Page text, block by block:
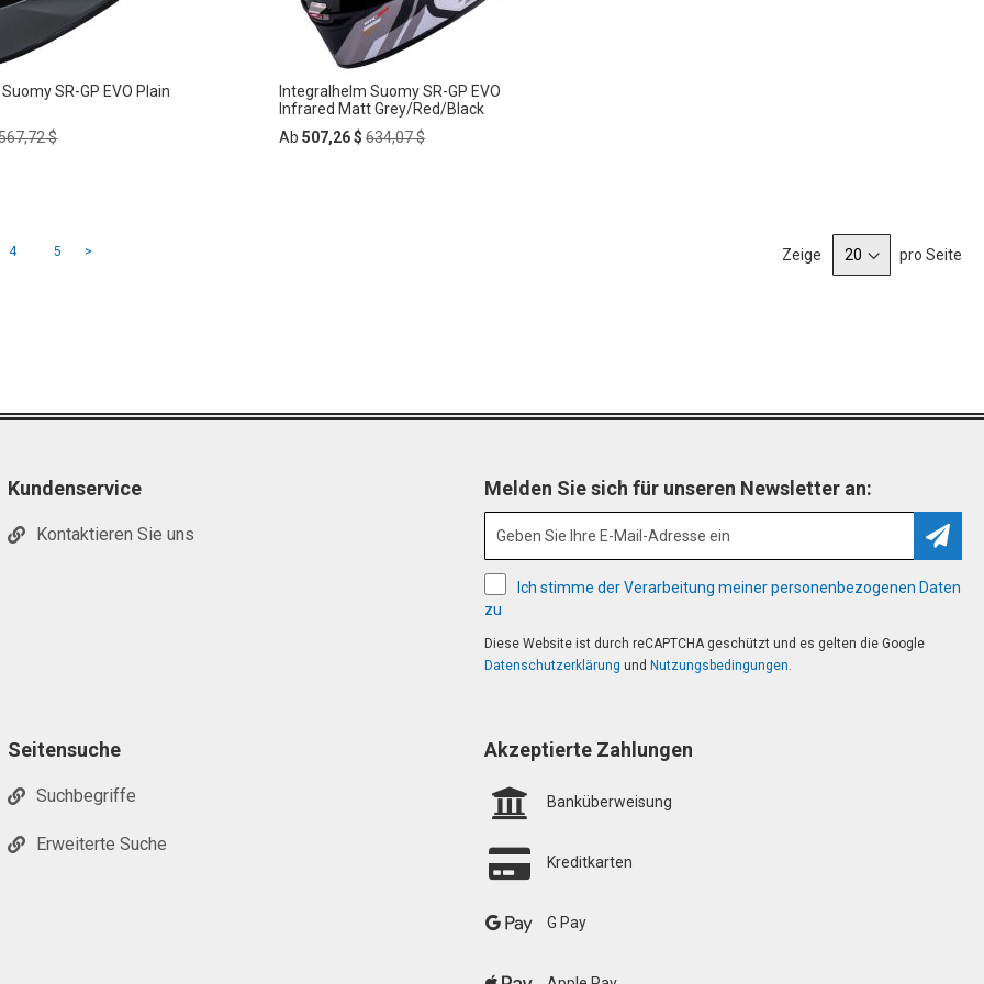
SR-GP EVO Plain
$
Integralhelm Suomy SR-GP EVO
Infrared Matt Grey/Red/Black
Ab 507,26 $ Regular
634,07 $
Seite
Seite
4 Seite
5 Seite
> Zeige pro Seite
Melden Sie sich für unseren Newsletter an:
Ich stimme der Verarbeitung meiner personenbezogenen Daten
zu
Diese Website ist durch reCAPTCHA geschützt und es gelten die Google
Datenschutzerklärung und Nutzungsbedingungen.
Kundenservice
Kontaktieren Sie uns
Seitensuche
Suchbegriffe
Erweiterte Suche
Akzeptierte Zahlungen
Banküberweisung
Kreditkarten
G Pay